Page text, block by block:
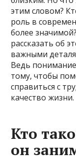
этим словом?
роль в
более
рассказать об
важными
Ведь
тому, чтобы
справиться с
качество жизни.
Кто
он